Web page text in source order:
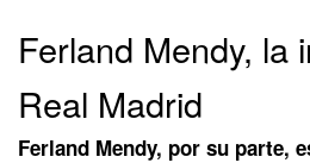
Ferland Mendy, la
Real Madrid
Ferland Mendy, por su parte,